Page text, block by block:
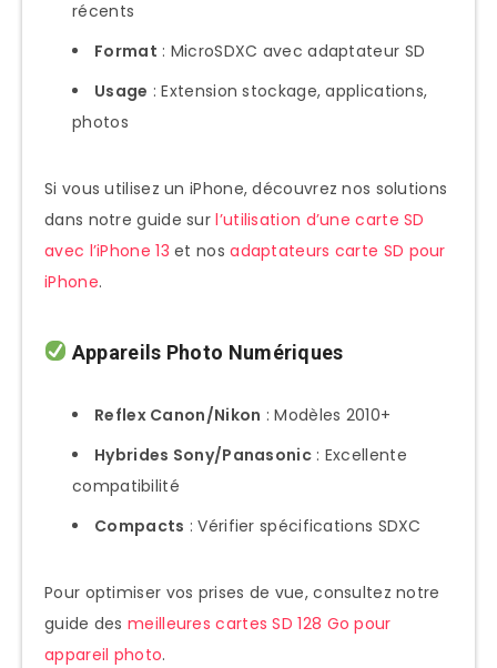
récents
Format : MicroSDXC avec adaptateur SD
Usage : Extension stockage, applications,
photos
Si vous utilisez un iPhone, découvrez nos solutions
dans notre guide surl’utilisation d’une carte SD
avec l’iPhone 13 et nosadaptateurs carte SD pour
iPhone.
Appareils Photo Numériques
Reflex Canon/Nikon : Modèles 2010+
Hybrides Sony/Panasonic: Excellente
compatibilité
Compacts : Vérifier spécifications SDXC
Pour optimiser vos prises de vue, consultez notre
guide des meilleures cartes SD 128 Go pour
appareil photo.